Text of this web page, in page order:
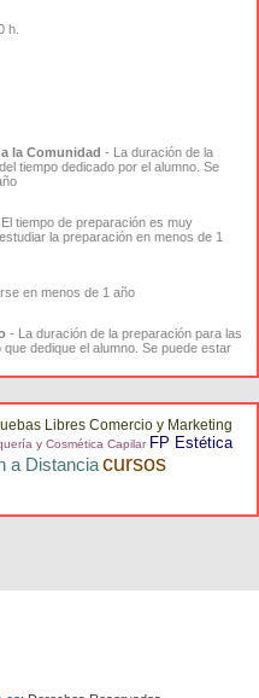
h.
la Comunidad - La duración de la
tiempo dedicado por el alumno. Se
tiempo de preparación es muy
la preparación en menos de 1
en menos de 1 año
- La duración de la preparación para las
dedique el alumno. Se puede estar
Libres Comercio y Marketing
y Cosmética Capilar FP Estética
a Distanciacursos